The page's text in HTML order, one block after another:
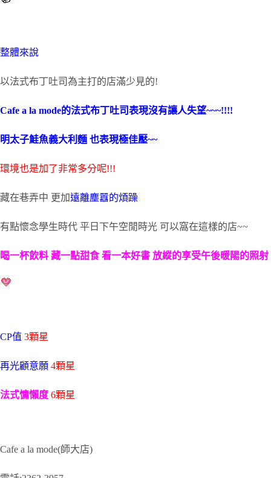
整體來說
以法式布丁吐司為主打的店滿少見的!
Cafe a la mode的法式布丁吐司表現沒有讓人失望~~~!!!!
明太子鮭魚義大利麵 也表現極佳壓~~
環境也是加了非常多分呢!!!
藏在巷弄中 更加遠離塵囂的煩躁
有點懷念學生時代 平日下午空閒時光 可以窩在這樣的店~~
喝一杯飲料 藏一點甜食 看一本好書 放縱的享受午後暖陽的照射
CP值 3顆星
再光顧意願 4顆星
法式慵懶度 6顆星
Cafe a la mode(師大店)